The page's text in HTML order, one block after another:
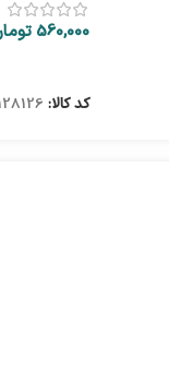
560,000
کد کالا: